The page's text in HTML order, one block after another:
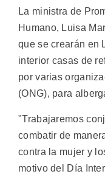
La ministra de
Humano, Luisa
que se crearán en
interior casas de
por varias
(ONG), para
"Trabajaremos
combatir de
contra la mujer y
motivo del Día